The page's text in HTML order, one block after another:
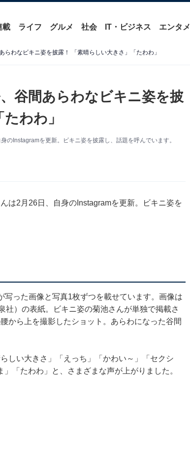
載 ライフ グルメ 社会 IT・ビジネス エンタメ
らわなビキニ姿を披露！ 「素晴らしい大きさ」「たわわ」
谷間あらわなビキニ姿を披
わわ」
Instagramを更新。ビキニ姿を披露し、話題を呼んでいます。
は2月26日、自身のInstagramを更新。ビキニ姿を
った画像と写真1枚ずつを載せています。画像は
）の表紙。ビキニ姿の菊池さんが単独で掲載さ
から上を撮影したショット。あらわになった谷間
しい大きさ」「えっち」「かわい～」「セクシ
「たわわ」と、さまざまな声が上がりました。